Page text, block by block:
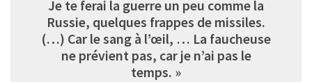
Je te ferai la guerre un peu comme la
Russie, quelques frappes de missiles.
(…) Car le sang à l’œil, … La faucheuse
ne prévient pas, car je n’ai pas le
temps. »